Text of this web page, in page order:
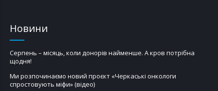
Новини
Серпень – місяць, коли донорів найменше. А кров потрібна
щодня!
Ми розпочинаємо новий проєкт «Черкаські онкологи
спростовують міфи» (відео)